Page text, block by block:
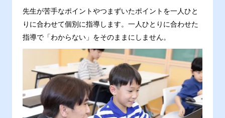
先生が苦手なポイントやつまずいたポイントを一人ひと
りに合わせて個別に指導します。一人ひとりに合わせた
指導で「わからない」をそのままにしません。